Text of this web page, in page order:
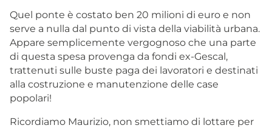
Quel ponte è costato ben 20 milioni di euro e non
serve a nulla dal punto di vista della viabilità urbana.
Appare semplicemente vergognoso che una parte
di questa spesa provenga da fondi ex-Gescal,
trattenuti sulle buste paga dei lavoratori e destinati
alla costruzione e manutenzione delle case
popolari!
Ricordiamo Maurizio, non smettiamo di lottare per